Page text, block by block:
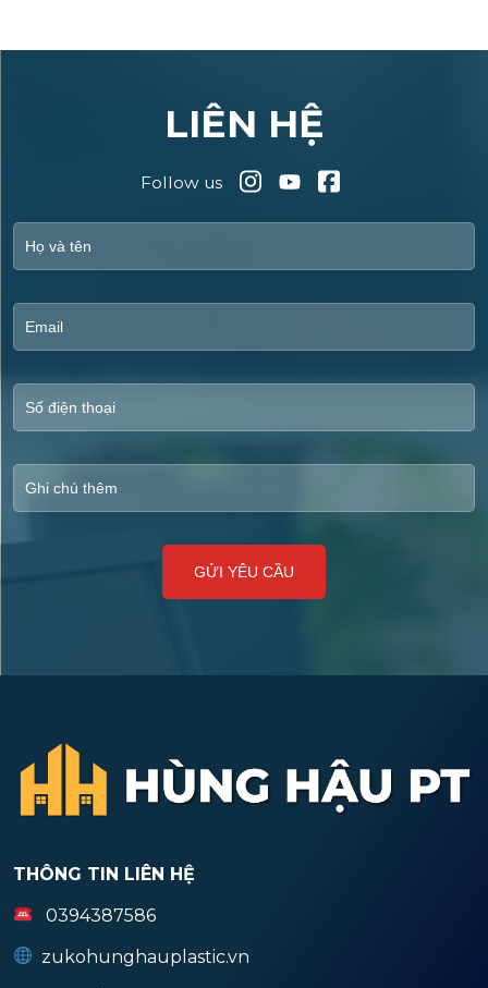
LIÊN HỆ
Follow us
THÔNG TIN LIÊN HỆ
0394387586
zukohunghauplastic.vn